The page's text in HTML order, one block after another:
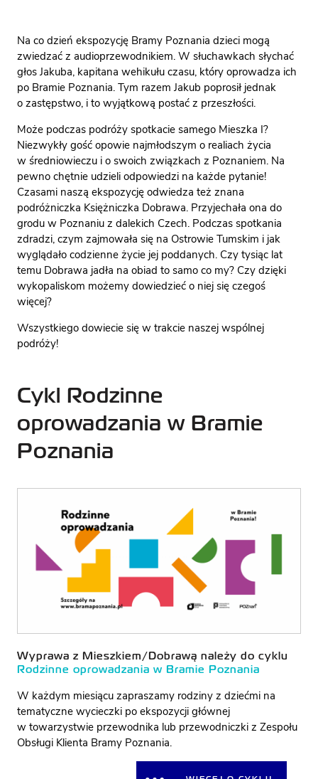
Na co dzień ekspozycję Bramy Poznania dzieci mogą
zwiedzać z audioprzewodnikiem. W słuchawkach słychać
głos Jakuba, kapitana wehikułu czasu, który oprowadza ich
po Bramie Poznania. Tym razem Jakub poprosił jednak
o zastępstwo, i to wyjątkową postać z przeszłości.
Może podczas podróży spotkacie samego Mieszka I?
Niezwykły gość opowie najmłodszym o realiach życia
w średniowieczu i o swoich związkach z Poznaniem. Na
pewno chętnie udzieli odpowiedzi na każde pytanie!
Czasami naszą ekspozycję odwiedza też znana
podróżniczka Księżniczka Dobrawa. Przyjechała ona do
grodu w Poznaniu z dalekich Czech. Podczas spotkania
zdradzi, czym zajmowała się na Ostrowie Tumskim i jak
wyglądało codzienne życie jej poddanych. Czy tysiąc lat
temu Dobrawa jadła na obiad to samo co my? Czy dzięki
wykopaliskom możemy dowiedzieć o niej się czegoś
więcej?
Wszystkiego dowiecie się w trakcie naszej wspólnej
podróży!
Cykl Rodzinne
oprowadzania w Bramie
Poznania
Wyprawa z Mieszkiem/Dobrawą należy do cyklu
Rodzinne oprowadzania w Bramie Poznania
W każdym miesiącu zapraszamy rodziny z dziećmi na
tematyczne wycieczki po ekspozycji głównej
w towarzystwie przewodnika lub przewodniczki z Zespołu
Obsługi Klienta Bramy Poznania.